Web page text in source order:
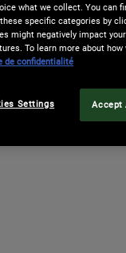
DES
what we collect. You
specific categories by
might negatively impact
To learn more about
de confidentialité
Settings Accept